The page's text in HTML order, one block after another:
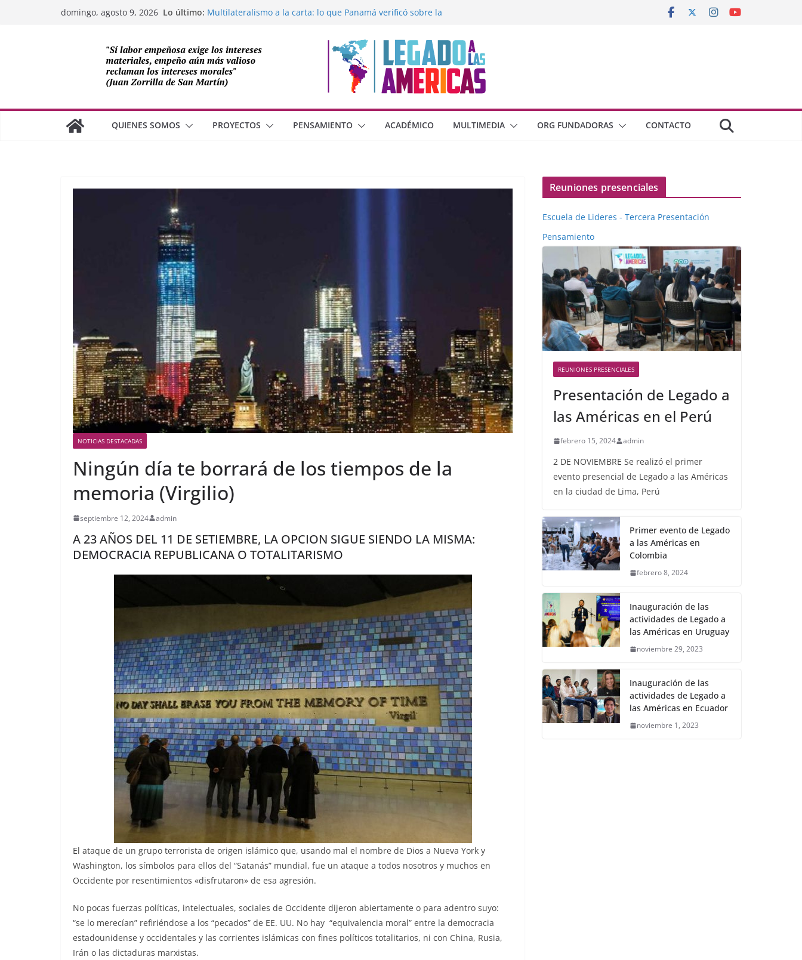
domingo, agosto 9, 2026 Lo último: Multilateralismo a la carta: lo que Panamá verificó sobre la
Cuba
Los avances de México frente al crimen organizado y la
cooperación soberana con Estados Unidos
Adam Smith y la moral cristiana
¿Dos economías o dos dimensiones humanas?
QUIENES SOMOS PROYECTOS PENSAMIENTO ACADÉMICO MULTIMEDIA ORG FUNDADORAS CONTACTO
NOTICIAS DESTACADAS
Ningún día te borrará de los tiempos de la
memoria (Virgilio)
septiembre 12, 2024 admin
A 23 AÑOS DEL 11 DE SETIEMBRE, LA OPCION SIGUE SIENDO LA MISMA:
DEMOCRACIA REPUBLICANA O TOTALITARISMO
El ataque de un grupo terrorista de origen islámico que, usando mal el nombre de Dios a Nueva York y
Washington, los símbolos para ellos del “Satanás” mundial, fue un ataque a todos nosotros y muchos en
Occidente por resentimientos «disfrutaron» de esa agresión.
No pocas fuerzas políticas, intelectuales, sociales de Occidente dijeron abiertamente o para adentro suyo:
“se lo merecían” refiriéndose a los “pecados” de EE. UU. No hay “equivalencia moral” entre la democracia
estadounidense y occidentales y las corrientes islámicas con fines políticos totalitarios, ni con China, Rusia,
Irán o las dictaduras marxistas.
Reuniones presenciales
Escuela de Lideres - Tercera Presentación
Pensamiento
REUNIONES PRESENCIALES
Presentación de Legado a
las Américas en el Perú
febrero 15, 2024 admin
2 DE NOVIEMBRE Se realizó el primer
evento presencial de Legado a las Américas
en la ciudad de Lima, Perú
Primer evento de Legado
a las Américas en
Colombia
febrero 8, 2024
Inauguración de las
actividades de Legado a
las Américas en Uruguay
noviembre 29, 2023
Inauguración de las
actividades de Legado a
las Américas en Ecuador
noviembre 1, 2023